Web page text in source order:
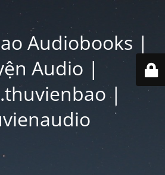
Audiobooks |
Audio |
|